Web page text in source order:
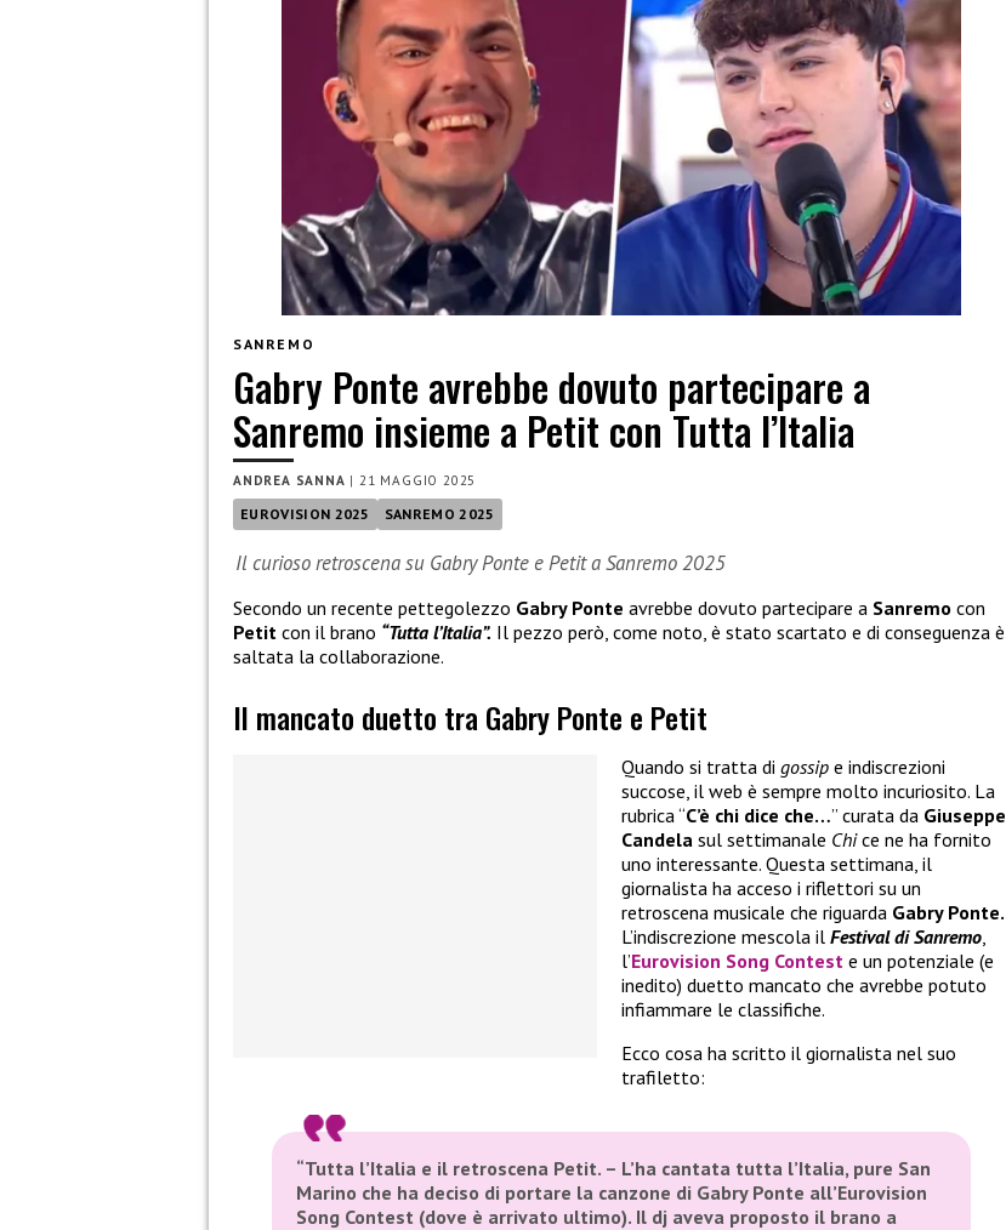
SANREMO
Gabry Ponte avrebbe dovuto partecipare a
Sanremo insieme a Petit con Tutta l’Italia
ANDREA SANNA |21 MAGGIO 2025
EUROVISION 2025 SANREMO 2025
Il curioso retroscena su Gabry Ponte e Petit a Sanremo 2025
Secondo un recente pettegolezzo Gabry Ponte avrebbe dovuto partecipare a Sanremo con
Petit con il brano “Tutta l’Italia”. Il pezzo però, come noto, è stato scartato e di conseguenza è
saltata la collaborazione.
Il mancato duetto tra Gabry Ponte e Petit
Quando si tratta di gossip e indiscrezioni
succose, il web è sempre molto incuriosito. La
rubrica “C’è chi dice che…” curata da Giuseppe
Candela sul settimanale Chice ne ha fornito
uno interessante. Questa settimana, il
giornalista ha acceso i riflettori su un
retroscena musicale che riguarda Gabry Ponte.
L’indiscrezione mescola il Festival diSanremo,
l’Eurovision Song Contest e un potenziale (e
inedito) duetto mancato che avrebbe potuto
infiammare le classifiche.
Ecco cosa ha scritto il giornalista nel suo
trafiletto:
“Tutta l’Italia e il retroscena Petit. – L’ha cantata tutta l’Italia, pure San
Marino che ha deciso di portare la canzone di Gabry Ponte all’Eurovision
Song Contest (dove è arrivato ultimo). Il dj aveva proposto il brano a